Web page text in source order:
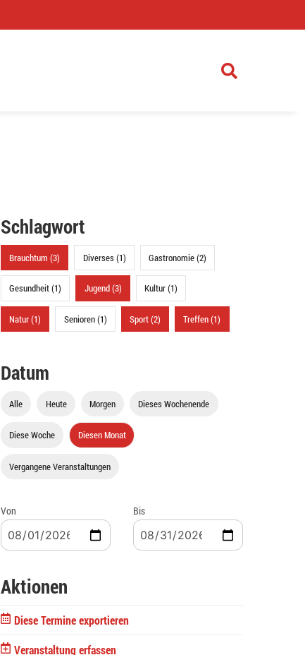
Schlagwort
Brauchtum (3) Diverses (1) Gastronomie (2)
Gesundheit (1) Jugend (3) Kultur (1)
Natur (1) Senioren (1) Sport (2) Treffen (1)
Datum
Alle Heute Morgen Dieses Wochenende
Diese Woche Diesen Monat
Vergangene Veranstaltungen
Von Bis
Aktionen
Diese Termine exportieren
Veranstaltung erfassen